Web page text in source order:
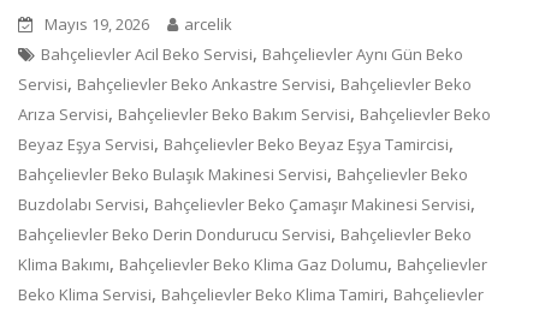
Mayıs 19, 2026
arcelik
Bahçelievler Acil Beko Servisi, Bahçelievler Aynı Gün Beko
Servisi, Bahçelievler Beko Ankastre Servisi, Bahçelievler Beko
Arıza Servisi, Bahçelievler Beko Bakım Servisi, Bahçelievler Beko
Beyaz Eşya Servisi, Bahçelievler Beko Beyaz Eşya Tamircisi,
Bahçelievler Beko Bulaşık Makinesi Servisi, Bahçelievler Beko
Buzdolabı Servisi, Bahçelievler Beko Çamaşır Makinesi Servisi,
Bahçelievler Beko Derin Dondurucu Servisi, Bahçelievler Beko
Klima Bakımı, Bahçelievler Beko Klima Gaz Dolumu, Bahçelievler
Beko Klima Servisi, Bahçelievler Beko Klima Tamiri, Bahçelievler